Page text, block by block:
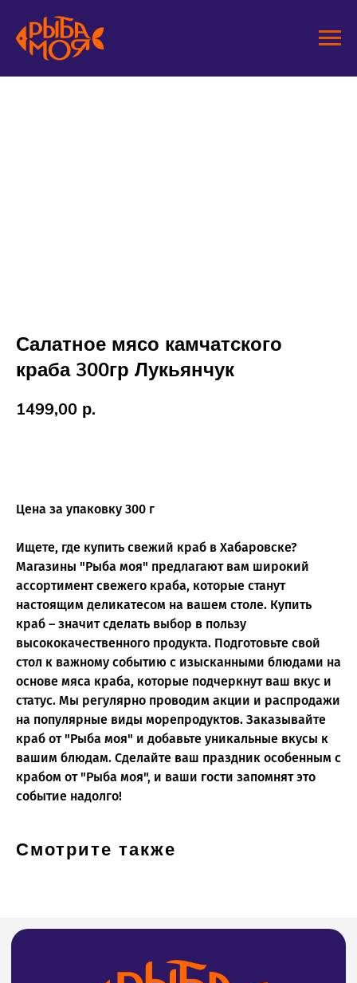
Салатное мясо камчатского
краба 300гр Лукьянчук
1499,00 р.
Цена за упаковку 300 г
Ищете, где купить свежий краб в Хабаровске?
Магазины "Рыба моя" предлагают вам широкий
ассортимент свежего краба, которые станут
настоящим деликатесом на вашем столе. Купить
краб – значит сделать выбор в пользу
высококачественного продукта. Подготовьте свой
стол к важному событию с изысканными блюдами на
основе мяса краба, которые подчеркнут ваш вкус и
статус. Мы регулярно проводим акции и распродажи
на популярные виды морепродуктов. Заказывайте
краб от "Рыба моя" и добавьте уникальные вкусы к
вашим блюдам. Сделайте ваш праздник особенным с
крабом от "Рыба моя", и ваши гости запомнят это
событие надолго!
Смотрите также
О нас
Статьи
Частые вопросы